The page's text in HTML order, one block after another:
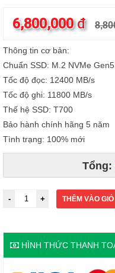
6,800,000đ
Thông tin cơ bản:
Chuẩn SSD: M.2 NVMe
Tốc độ đọc: 12400 MB/s
Tốc độ ghi: 11800 MB/s
Thế hệ SSD: T700
Bảo hành chính hãng 5 năm
Tình trạng: 100% mới
Tổng:
THÊM VÀO GIỎ
HÌNH THỨC THANH